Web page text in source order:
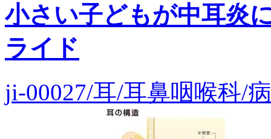
小さい子どもが中耳炎
ライド
ji-00027/耳/耳鼻咽喉科/